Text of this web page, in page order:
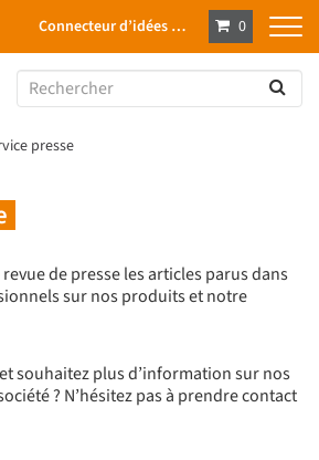
Connecteur d’idées … 0
presse
de presse les articles parus dans
sur nos produits et notre
souhaitez plus d’information sur nos
? N’hésitez pas à prendre contact